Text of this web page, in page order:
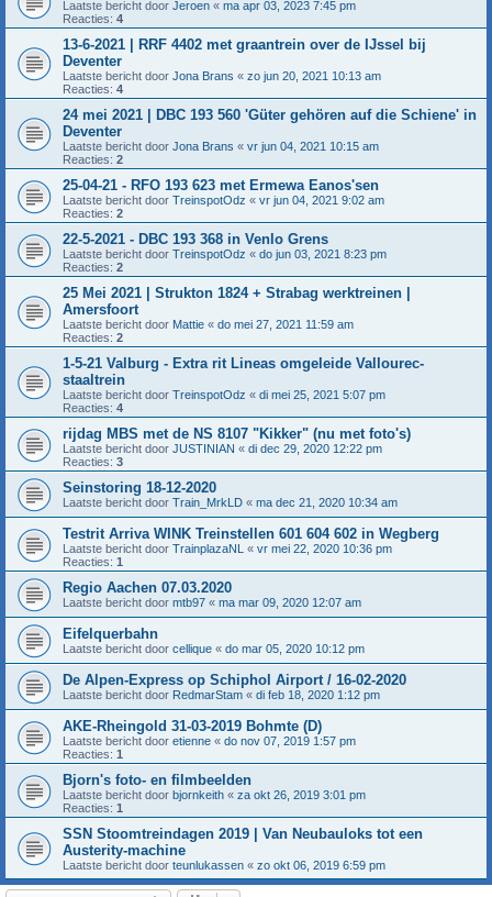
Laatste bericht door Jeroen « ma apr 03, 2023 7:45 pm
Reacties: 4
13-6-2021 | RRF 4402 met graantrein over de IJssel bij
Deventer
Laatste bericht door Jona Brans « zo jun 20, 2021 10:13 am
Reacties: 4
24 mei 2021 | DBC 193 560 'Güter gehören auf die Schiene' in
Deventer
Laatste bericht door Jona Brans « vr jun 04, 2021 10:15 am
Reacties: 2
25-04-21 - RFO 193 623 met Ermewa Eanos'sen
Laatste bericht door TreinspotOdz « vr jun 04, 2021 9:02 am
Reacties: 2
22-5-2021 - DBC 193 368 in Venlo Grens
Laatste bericht door TreinspotOdz « do jun 03, 2021 8:23 pm
Reacties: 2
25 Mei 2021 | Strukton 1824 + Strabag werktreinen |
Amersfoort
Laatste bericht door Mattie « do mei 27, 2021 11:59 am
Reacties: 2
1-5-21 Valburg - Extra rit Lineas omgeleide Vallourec-
staaltrein
Laatste bericht door TreinspotOdz « di mei 25, 2021 5:07 pm
Reacties: 4
rijdag MBS met de NS 8107 "Kikker" (nu met foto's)
Laatste bericht door JUSTINIAN « di dec 29, 2020 12:22 pm
Reacties: 3
Seinstoring 18-12-2020
Laatste bericht door Train_MrkLD « ma dec 21, 2020 10:34 am
Testrit Arriva WINK Treinstellen 601 604 602 in Wegberg
Laatste bericht door TrainplazaNL « vr mei 22, 2020 10:36 pm
Reacties: 1
Regio Aachen 07.03.2020
Laatste bericht door mtb97 « ma mar 09, 2020 12:07 am
Eifelquerbahn
Laatste bericht door cellique « do mar 05, 2020 10:12 pm
De Alpen-Express op Schiphol Airport / 16-02-2020
Laatste bericht door RedmarStam « di feb 18, 2020 1:12 pm
AKE-Rheingold 31-03-2019 Bohmte (D)
Laatste bericht door etienne « do nov 07, 2019 1:57 pm
Reacties: 1
Bjorn's foto- en filmbeelden
Laatste bericht door bjornkeith « za okt 26, 2019 3:01 pm
Reacties: 1
SSN Stoomtreindagen 2019 | Van Neubauloks tot een
Austerity-machine
Laatste bericht door teunlukassen « zo okt 06, 2019 6:59 pm